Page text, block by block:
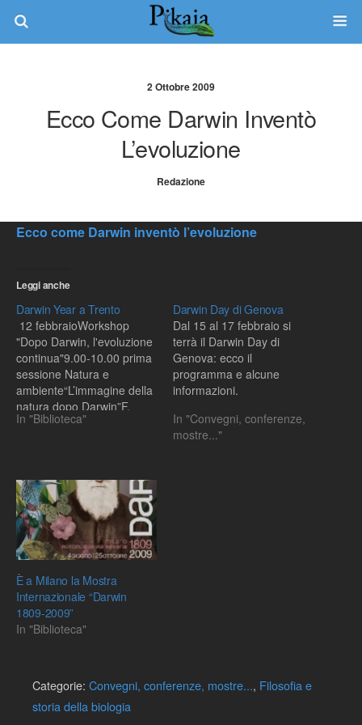
2 Ottobre 2009
Ecco Come Darwin Inventò
L’evoluzione
Redazione
Ecco come Darwin inventò l’evoluzione
Leggi anche
Darwin Year a Trento
12 febbraioWorkshop
"Dopo Darwin, l'evoluzione
continua"9.00-10.00 prima
sessione Natura e
ambiente“L’immagine della
natura dopo Darwin”F.
Michelini (FBK scienze
evoluzionistaC. Brentari
(Università di Trento -
Dipartimento di filosofia
storia e beni
culturali)10.00-11.00
L’evoluzione della
mente“La mente animale:
Darwin e il problema…
In "Biblioteca"
Darwin Day di Genova
Dal 15 al 17 febbraio si
terrà il Darwin Day di
Genova: ecco il
programma e alcune
informazioni.
In "Convegni, conferenze,
mostre..."
È a Milano la Mostra
Internazionale “Darwin
1809-2009”
In "Biblioteca"
Categorie: Convegni, conferenze, mostre..., Filosofia e
storia della biologia